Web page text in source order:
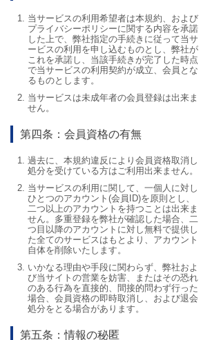
当サービスの利用希望者は本規約、および
プライバシーポリシーに関する内容を承諾
した上で、弊社指定の手続きに従って当サ
ービスの利用を申し込むものとし、弊社が
これを承諾し、当該手続きが完了した時点
で当サービスの利用契約が成立、会員とな
るものとします。
当サービスは未成年者の会員登録は出来ま
せん。
第四条：会員資格の有無
過去に、本規約違反により会員資格取消し
処分を受けている方はご利用出来ません。
当サービスの利用に関して、一個人に対し
ひとつのアカウント(会員ID)を原則とし、
二つ以上のアカウントを持つことは出来ま
せん。多重登録を弊社が確認した場合、二
つ目以降のアカウントに対し無料で提供し
た全てのサービスはもとより、アカウント
自体を削除いたします。
いかなる理由や手段に関わらず、弊社およ
び当サイトの営業を妨害、またはその恐れ
のある行為を直接的、間接的問わず行った
場合、会員資格の即時取消し、および退会
処分をとる場合があります。
第五条：情報の秘匿